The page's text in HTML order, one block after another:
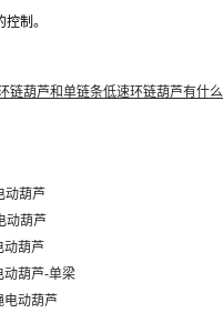
制。
链葫芦和单链条低速环链葫芦有什么
动葫芦
动葫芦
动葫芦
动葫芦-单梁
电动葫芦